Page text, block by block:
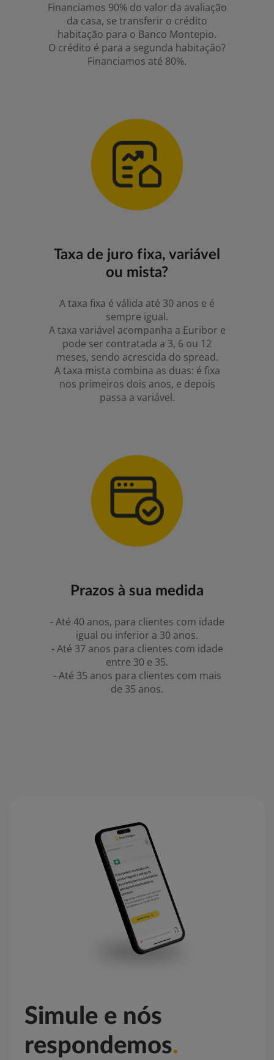
Financiamos 90% do valor da avaliação
da casa, se transferir o crédito
habitação para o Banco Montepio.
O crédito é para a segunda habitação?
Financiamos até 80%.
Taxa de juro fixa, variável
ou mista?
A taxa fixa é válida até 30 anos e é
sempre igual.
A taxa variável acompanha a Euribor e
pode ser contratada a 3, 6 ou 12
meses, sendo acrescida do spread.
A taxa mista combina as duas: é fixa
nos primeiros dois anos, e depois
passa a variável.
Prazos à sua medida
- Até 40 anos, para clientes com idade
igual ou inferior a 30 anos.
- Até 37 anos para clientes com idade
entre 30 e 35.
- Até 35 anos para clientes com mais
de 35 anos.
Simule e nós
respondemos.